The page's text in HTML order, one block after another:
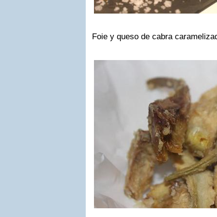
Foie y queso de cabra